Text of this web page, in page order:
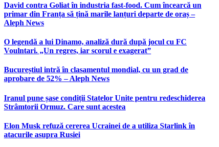
David contra Goliat în industria fast-food. Cum încearcă un
primar din Franța să țină marile lanțuri departe de oraș –
Aleph News
O legendă a lui Dinamo, analiză dură după jocul cu FC
Voulntari. „Un regres, iar scorul e exagerat”
Bucureștiul intră în clasamentul mondial, cu un grad de
aprobare de 52% – Aleph News
Iranul pune șase condiții Statelor Unite pentru redeschiderea
Strâmtorii Ormuz. Care sunt acestea
Elon Musk refuză cererea Ucrainei de a utiliza Starlink în
atacurile asupra Rusiei